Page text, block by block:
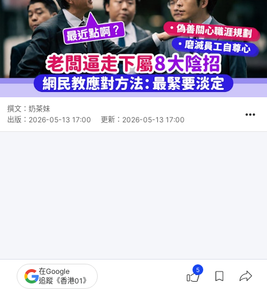
撰文： 奶茶妹
出版： 2026-05-13 17:00 更新： 2026-05-13 17:00
在Google
追蹤《香港01》
5